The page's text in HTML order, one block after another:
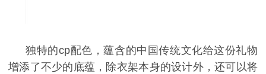
独特的cp配色，蕴含的中国传统文化给这份礼物
增添了不少的底蕴，除衣架本身的设计外，还可以将